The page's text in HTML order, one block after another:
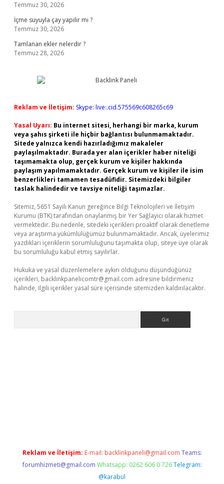
Temmuz 30, 2026
İçme suyuyla çay yapılır mı ?
Temmuz 30, 2026
Tamlanan ekler nelerdir ?
Temmuz 28, 2026
Reklam ve İletişim: Skype: live:.cid.575569c608265c69
Yasal Uyarı: Bu internet sitesi, herhangi bir marka, kurum
veya şahıs şirketi ile hiçbir bağlantısı bulunmamaktadır.
Sitede yalnızca kendi hazırladığımız makaleler
paylaşılmaktadır. Burada yer alan içerikler haber niteliği
taşımamakta olup, gerçek kurum ve kişiler hakkında
paylaşım yapılmamaktadır. Gerçek kurum ve kişiler ile isim
benzerlikleri tamamen tesadüfidir. Sitemizdeki bilgiler
taslak halindedir ve tavsiye niteliği taşımazlar.
Sitemiz, 5651 Sayılı Kanun gereğince Bilgi Teknolojileri ve İletişim
Kurumu (BTK) tarafından onaylanmış bir Yer Sağlayıcı olarak hizmet
vermektedir. Bu nedenle, sitedeki içerikleri proaktif olarak denetleme
veya araştırma yükümlülüğümüz bulunmamaktadır. Ancak, üyelerimiz
yazdıkları içeriklerin sorumluluğunu taşımakta olup, siteye üye olarak
bu sorumluluğu kabul etmiş sayılırlar.
Hukuka ve yasal düzenlemelere aykırı olduğunu düşündüğünüz
içerikleri, backlinkpanelicomtr@gmail.com adresine bildirmeniz
halinde, ilgili içerikler yasal süre içerisinde sitemizden kaldırılacaktır.
Reklam ve İletişim: E-mail: backlinkpaneli@gmail.com Teams:
forumhizmeti@gmail.com Whatsapp: 0262 606 0 726 Telegram:
@karabul